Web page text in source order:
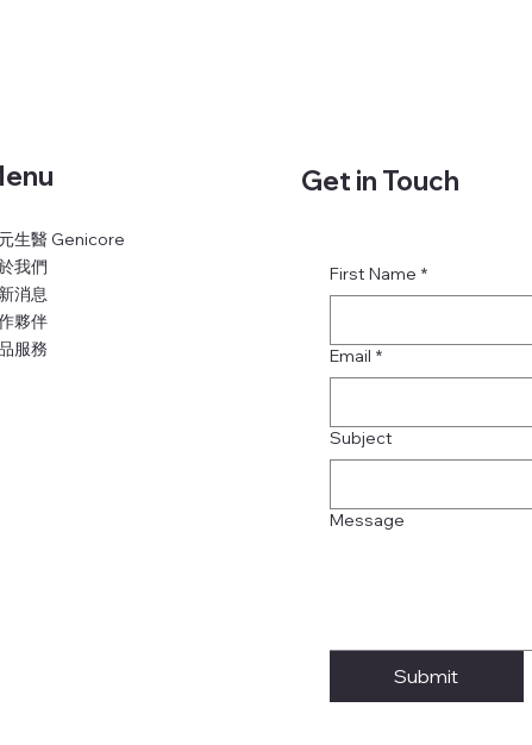
生醫 Genicore
我們
消息
夥伴
服務
Get in Touch
First Name *
Email *
Subject
Message
Submit